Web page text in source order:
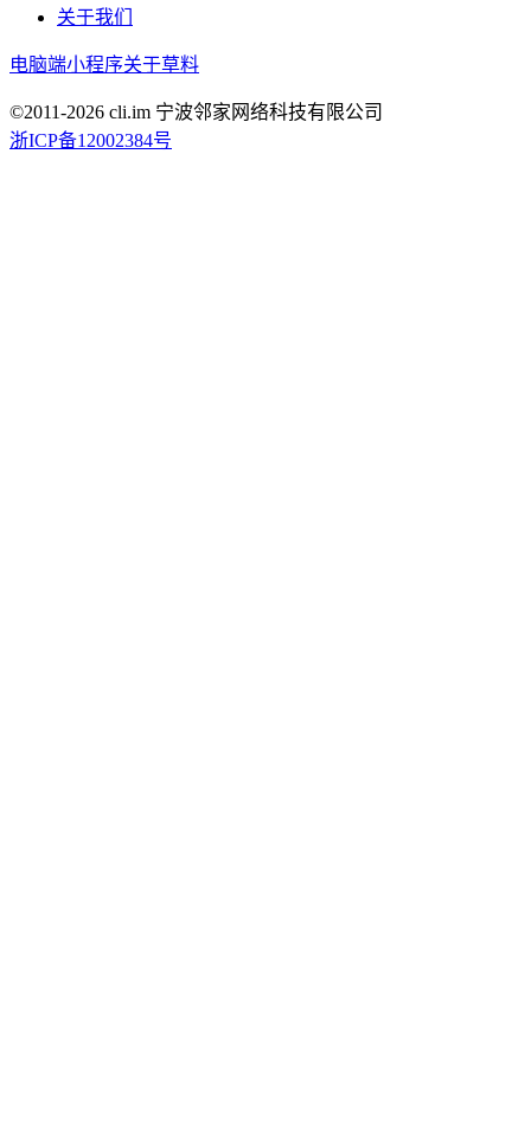
关于我们
电脑端小程序关于草料
©2011-2026 cli.im 宁波邻家网络科技有限公司
浙ICP备12002384号